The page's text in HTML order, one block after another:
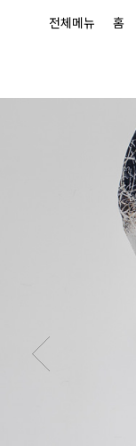
전체메뉴 홈